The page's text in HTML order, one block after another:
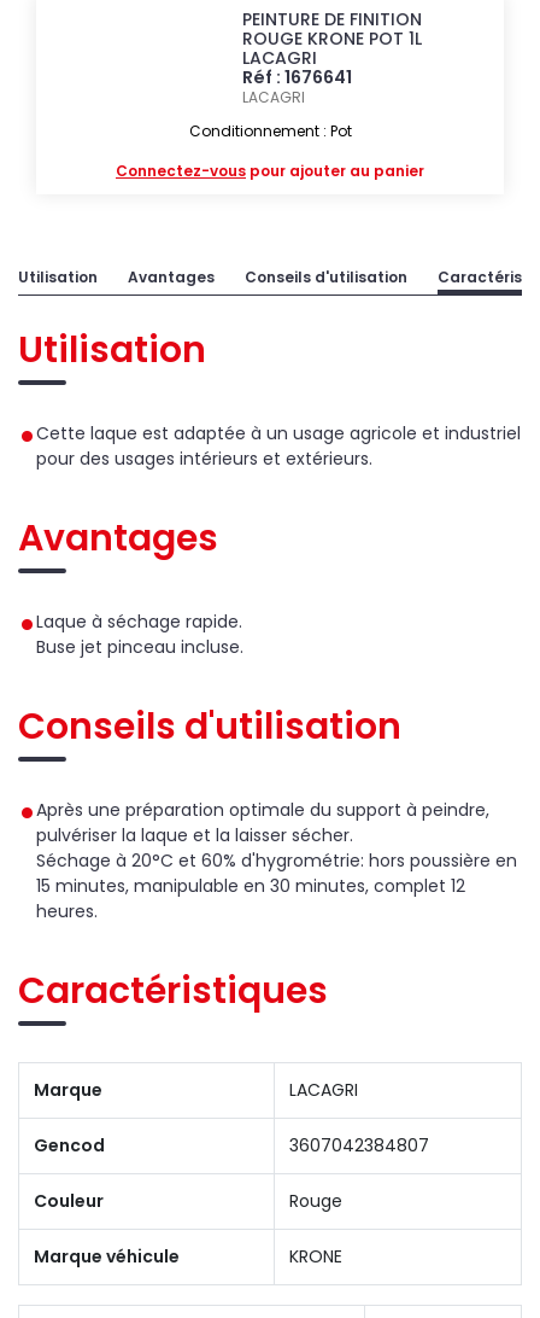
PEINTURE DE FINITION
ROUGE KRONE POT 1L
LACAGRI
Réf : 1676641
LACAGRI
Conditionnement : Pot
Connectez-vous pour ajouter au panier
Utilisation Avantages Conseils d'utilisation
Utilisation
Cette laque est adaptée à un usage agricole et industriel
pour des usages intérieurs et extérieurs.
Avantages
Laque à séchage rapide.
Buse jet pinceau incluse.
Conseils d'utilisation
Après une préparation optimale du support à peindre,
pulvériser la laque et la laisser sécher.
Séchage à 20°C et 60% d'hygrométrie: hors poussière en
15 minutes, manipulable en 30 minutes, complet 12
heures.
Caractéristiques
Marque LACAGRI
Gencod 3607042384807
Couleur Rouge
Marque véhicule KRONE